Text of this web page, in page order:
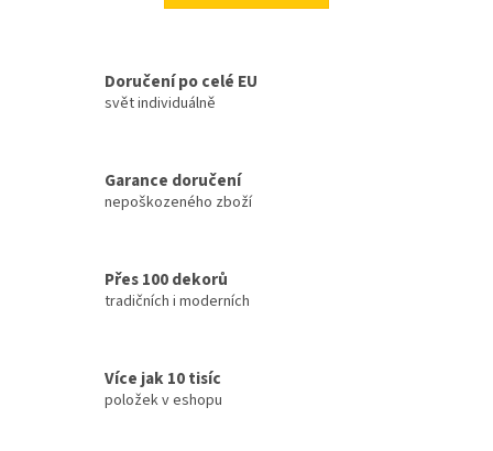
Doručení po celé EU
svět individuálně
Garance doručení
nepoškozeného zboží
Přes 100 dekorů
tradičních i moderních
Více jak 10 tisíc
položek v eshopu